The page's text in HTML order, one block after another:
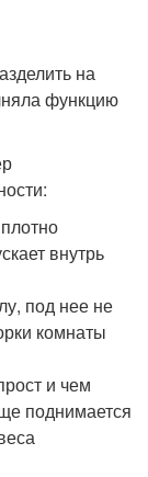
на
функцию
внутрь
под нее не
комнаты
и чем
поднимается